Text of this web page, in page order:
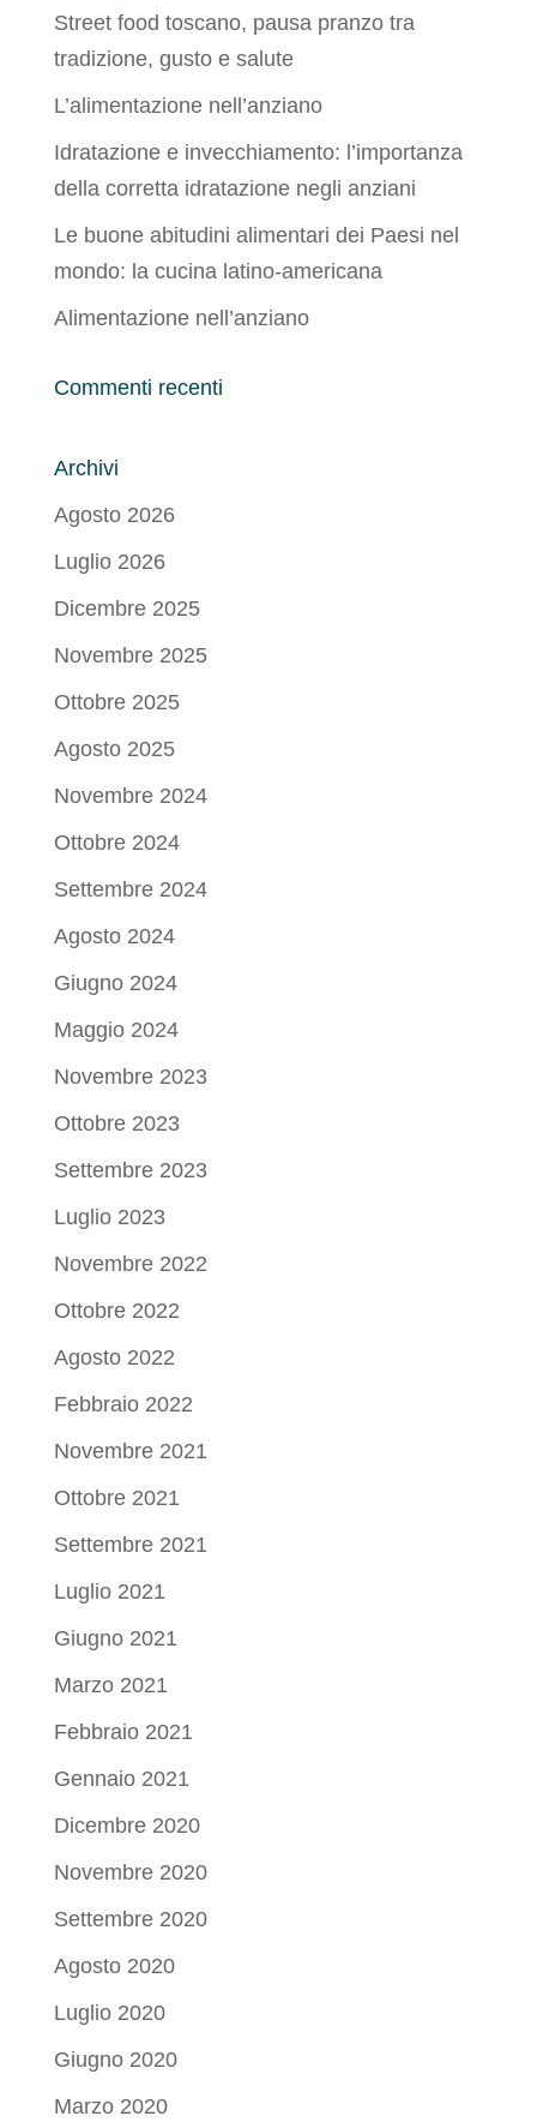
Street food toscano, pausa pranzo tra
tradizione, gusto e salute
L’alimentazione nell’anziano
Idratazione e invecchiamento: l’importanza
della corretta idratazione negli anziani
Le buone abitudini alimentari dei Paesi nel
mondo: la cucina latino-americana
Alimentazione nell’anziano
Commenti recenti
Archivi
Agosto 2026
Luglio 2026
Dicembre 2025
Novembre 2025
Ottobre 2025
Agosto 2025
Novembre 2024
Ottobre 2024
Settembre 2024
Agosto 2024
Giugno 2024
Maggio 2024
Novembre 2023
Ottobre 2023
Settembre 2023
Luglio 2023
Novembre 2022
Ottobre 2022
Agosto 2022
Febbraio 2022
Novembre 2021
Ottobre 2021
Settembre 2021
Luglio 2021
Giugno 2021
Marzo 2021
Febbraio 2021
Gennaio 2021
Dicembre 2020
Novembre 2020
Settembre 2020
Agosto 2020
Luglio 2020
Giugno 2020
Marzo 2020